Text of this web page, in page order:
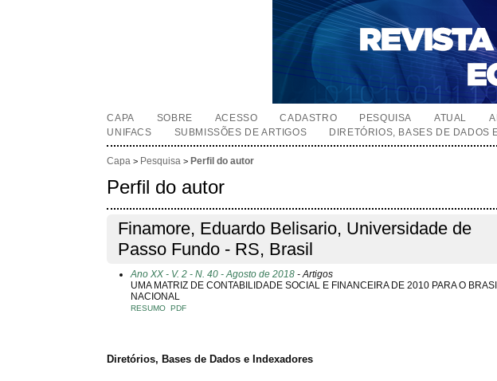
CAPA SOBRE ACESSO CADASTRO PESQUISA ATUAL
UNIFACS
SUBMISSÕES DE ARTIGOS DIRETÓRIOS, BASES DE DADOS
Capa > Pesquisa > Perfil do autor
Perfil do autor
Finamore, Eduardo Belisario, Universidade de
Passo Fundo - RS, Brasil
Ano XX - V. 2 - N. 40 - Agosto de 2018 - Artigos
UMA MATRIZ DE CONTABILIDADE SOCIAL E FINANCEIRA DE 2010 PARA O
NACIONAL
RESUMO PDF
Diretórios, Bases de Dados e Indexadores